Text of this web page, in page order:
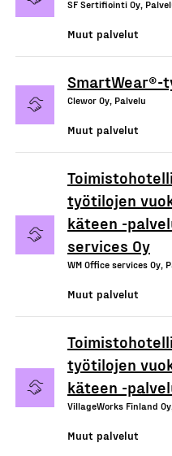
SF Sertifiointi Oy,
Muut palvelut
SmartWear®-
Clewor Oy, Palvelu
Muut palvelut
työtilojen
käteen -
services Oy
WM Office services Oy,
Muut palvelut
työtilojen
käteen -
VillageWorks Finland
Muut palvelut